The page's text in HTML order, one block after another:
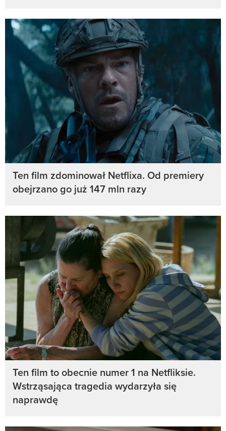
Ten film zdominował Netflixa. Od premiery
obejrzano go już 147 mln razy
Ten film to obecnie numer 1 na Netfliksie.
Wstrząsająca tragedia wydarzyła się
naprawdę